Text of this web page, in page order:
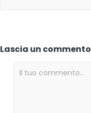
Lascia un commento